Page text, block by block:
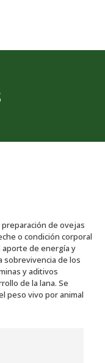
de ovejas
o condición corporal
aporte de energía y
sobrevivencia de los
y aditivos
de la lana. Se
peso vivo por animal